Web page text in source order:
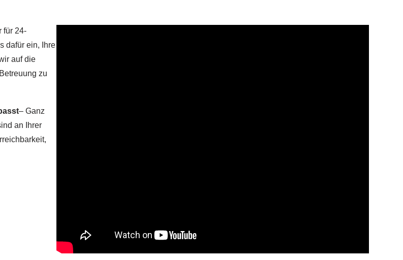
für 24-
dafür ein, Ihre
auf die
zu
– Ganz
an Ihrer